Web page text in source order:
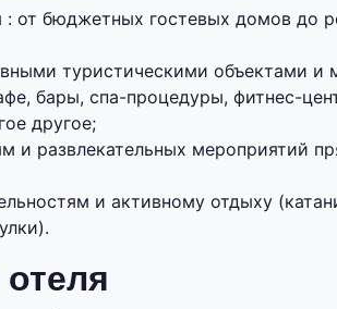
: от бюджетных гостевых домов до
туристическими объектами и
бары, спа-процедуры, фитнес-
другое;
и развлекательных мероприятий
и активному отдыху